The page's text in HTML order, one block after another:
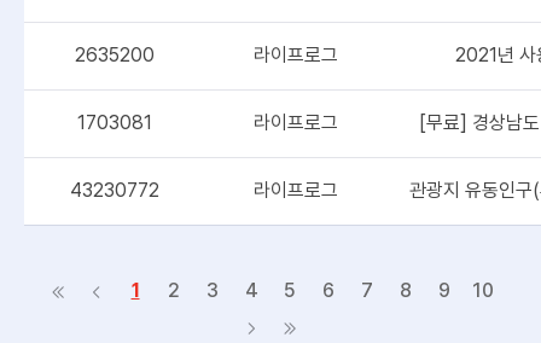
2635200 라이프로그 2021년 사
1703081 라이프로그 [무료] 경상남
43230772 라이프로그 관광지 유동인
1 2 3 4 5 6 7 8 9 10